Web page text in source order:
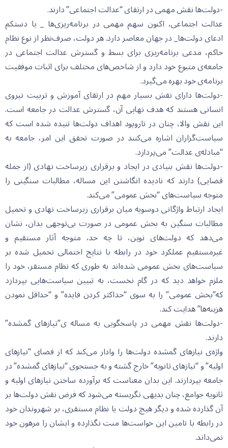
-دولت‌ها نقش مهمی در ارتقای “عدالت اجتماعی” دارند.
عدالت اجتماعی، اکنون سهم مهمی در برنامه‌ریزی‌ها _ یا دستکم
ادعای دولت‌ها_ در جهان معاصر دارد. هر دولت، صرف‌نظر از نوع نظام
حاکم، مدعی برنامه‌ریزی برای بسط و گسترش عدالت اجتماعی در
جامعه‌ی متبوع خود دارد و از شاخص‌های مختلف برای اثبات موفقیت
برنامه‌ی خود بهره می‌گیرد.
-دولت‌ها دارای نقش بسیار مهم در ارتقای آموزش و تربیت نیروی
انسانی هستند که هدف نهایی آن، گسترش عدالت در جامعه است.
این نقش والا، چنان در تار‌وپود اهداف دولت‌ها تنیده شده است که
سیاست‌گزاران اشاره می‌کنند در صورت تحقق این امر، جامعه به
“مبادله‌ی عدالت” می‌پردازد.
-دولت‌ها نقش بنیادی در ایجاد و برقراری زیرساخت نهادی (از جمله
قضایی) دارند که نادیده انگاشتن این مساله، مطالبات سنگینی را
متوجه سیاست‌های “بخش عمومی” می‌کند.
ایجاد ارتباط واژگانی دوسویه میان برقراری زیرساخت نهادی و تحمیل
مطالبات سنگین به بخش عمومی در صورت بی‌توجهی بدان، نشان
می‌دهد که دولت‌های نوین، تا چه حد، متوجه آثار مستقیم و
غیرمستقیم عملکرد خود در رابطه با نتایج احتمالی تحمیل شده بر
سیاست‌های بخش عمومی شده‌اند به طوری که نظام مستقر، خود را
ملزم خواهد دید که در گام نخست، به تبیین سیاست‌هایی بپردازد
که”بخش عمومی” را به سوی “حداکثر کردن فایده” و “حداقل نمودن
هزینه‌ها” هدایت کند.
-دولت‌ها نقش مهمی در پاسخگویی به مساله‌ ی”نیازهای گمشده”
دارند.
واژه‌ی نیازهای گمشده دولت‌ها را وادار می‌کند که از فضای “نیازهای
اولیه” و “نیازهای ثانویه” خارج گشته و به جستجوی “نیازهای گمشده” در
جامعه بپردازند. این بدان معناست که برآورده ساختن نیازهای اولیه و
ثانویه جوامع، چنان بدیهی نگریسته می‌شود که فرض نقش دولت‌ها بر
آن گذارده شده و دیگر هیچ دولت یا نظام مستقری، بر شهروندان خود
در رابطه با تامین این خواست‌ها منت نگذارده و ایشان را مرهون خود
نمی‌داند.